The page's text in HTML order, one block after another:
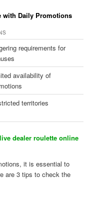
with Daily Promotions
requirements for
availability of
territories
dealer roulette online
it is essential to
are 3 tips to check the